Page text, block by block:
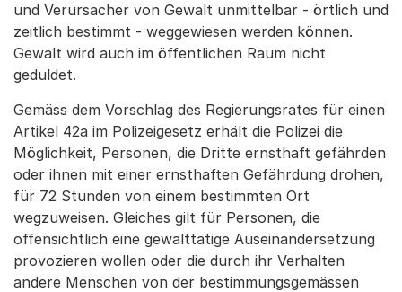
und Verursacher von Gewalt unmittelbar - örtlich und
zeitlich bestimmt - weggewiesen werden können.
Gewalt wird auch im öffentlichen Raum nicht
geduldet.
Gemäss dem Vorschlag des Regierungsrates für einen
Artikel 42a im Polizeigesetz erhält die Polizei die
Möglichkeit, Personen, die Dritte ernsthaft gefährden
oder ihnen mit einer ernsthaften Gefährdung drohen,
für 72 Stunden von einem bestimmten Ort
wegzuweisen. Gleiches gilt für Personen, die
offensichtlich eine gewalttätige Auseinandersetzung
provozieren wollen oder die durch ihr Verhalten
andere Menschen von der bestimmungsgemässen